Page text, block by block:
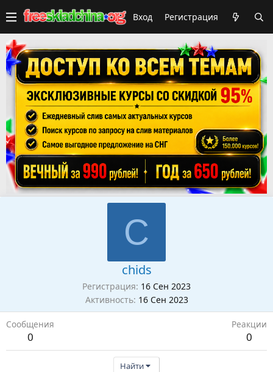
Вход Регистрация
C
chids
Регистрация 16 Сен 2023
Активность 16 Сен 2023
Сообщения
0
Реакции
0
Найти